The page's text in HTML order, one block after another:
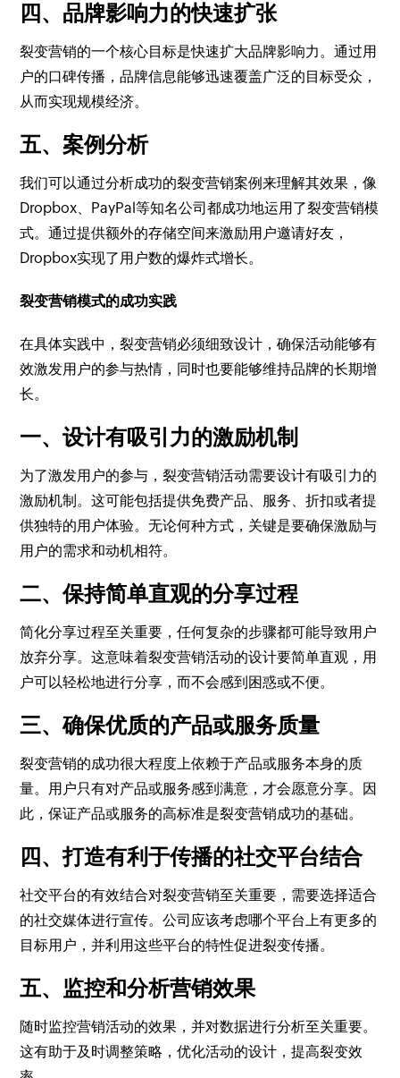
四、品牌影响力的快速扩张
裂变营销的一个核心目标是快速扩大品牌影响力。通过用
户的口碑传播，品牌信息能够迅速覆盖广泛的目标受众，
从而实现规模经济。
五、案例分析
我们可以通过分析成功的裂变营销案例来理解其效果，像
Dropbox、PayPal等知名公司都成功地运用了裂变营销模
式。通过提供额外的存储空间来激励用户邀请好友，
Dropbox实现了用户数的爆炸式增长。
裂变营销模式的成功实践
在具体实践中，裂变营销必须细致设计，确保活动能够有
效激发用户的参与热情，同时也要能够维持品牌的长期增
长。
一、设计有吸引力的激励机制
为了激发用户的参与，裂变营销活动需要设计有吸引力的
激励机制。这可能包括提供免费产品、服务、折扣或者提
供独特的用户体验。无论何种方式，关键是要确保激励与
用户的需求和动机相符。
二、保持简单直观的分享过程
简化分享过程至关重要，任何复杂的步骤都可能导致用户
放弃分享。这意味着裂变营销活动的设计要简单直观，用
户可以轻松地进行分享，而不会感到困惑或不便。
三、确保优质的产品或服务质量
裂变营销的成功很大程度上依赖于产品或服务本身的质
量。用户只有对产品或服务感到满意，才会愿意分享。因
此，保证产品或服务的高标准是裂变营销成功的基础。
四、打造有利于传播的社交平台结合
社交平台的有效结合对裂变营销至关重要，需要选择适合
的社交媒体进行宣传。公司应该考虑哪个平台上有更多的
目标用户，并利用这些平台的特性促进裂变传播。
五、监控和分析营销效果
随时监控营销活动的效果，并对数据进行分析至关重要。
这有助于及时调整策略，优化活动的设计，提高裂变效